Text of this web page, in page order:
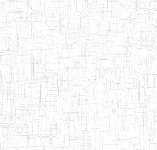
20/08/2015 ENIEG Privé
06/06/2016 ENIEG Privé